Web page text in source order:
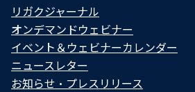
リガクジャーナル
オンデマンドウェビナー
イベント＆ウェビナーカレンダー
ニュースレター
お知らせ・プレスリリース